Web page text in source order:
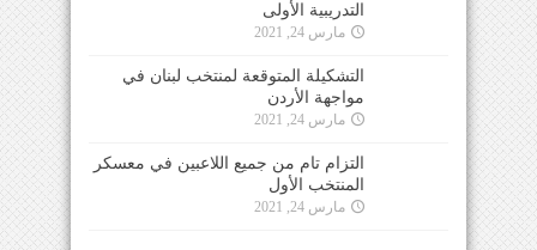
التدريبية الأولى
مارس 24, 2021
التشكيلة المتوقعة لمنتخب لبنان في
مواجهة الأردن
مارس 24, 2021
التزام تام من جميع اللاعبين في معسكر
المنتخب الأول
مارس 24, 2021